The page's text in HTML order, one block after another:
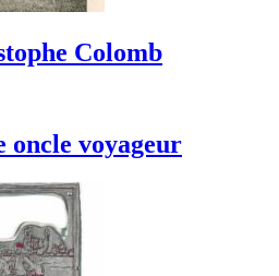
Colomb
oncle voyageur